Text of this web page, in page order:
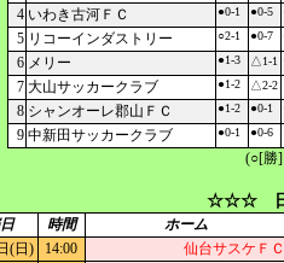
4 いわき古河ＦＣ ●0-1 ●0-5
5 リコーインダストリー ○2-1 ●0-7
6 メリー ●1-3 △1-1
7 大山サッカークラブ ●1-2 △2-2
8 シャンオーレ郡山ＦＣ ●1-2 ●0-1
9 中新田サッカークラブ ●0-1 ●0-6
(○[勝
☆☆☆ 日
時間 ホーム
(日) 14:00
仙台サスケＦＣ